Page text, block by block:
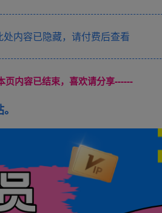
处内容已隐藏，请付费后查看
页内容已结束，喜欢请分享------